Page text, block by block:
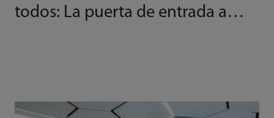
todos: La puerta de entrada a